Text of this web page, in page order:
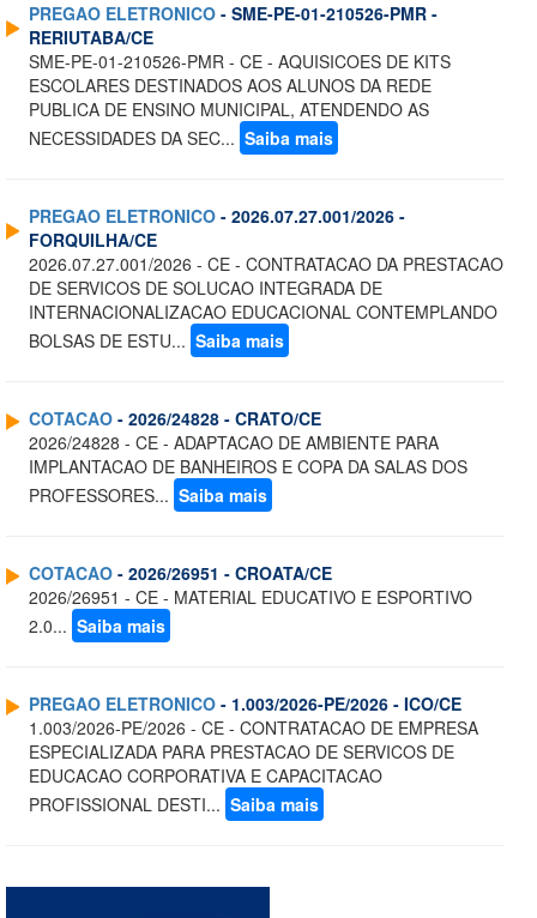
PREGAO ELETRONICO - SME-PE-01-210526-PMR -
RERIUTABA/CE
SME-PE-01-210526-PMR - CE - AQUISICOES DE KITS
ESCOLARES DESTINADOS AOS ALUNOS DA REDE
PUBLICA DE ENSINO MUNICIPAL, ATENDENDO AS
NECESSIDADES DA SEC... Saiba mais
PREGAO ELETRONICO - 2026.07.27.001/2026 -
FORQUILHA/CE
2026.07.27.001/2026 - CE - CONTRATACAO DA PRESTACAO
DE SERVICOS DE SOLUCAO INTEGRADA DE
INTERNACIONALIZACAO EDUCACIONAL CONTEMPLANDO
BOLSAS DE ESTU... Saiba mais
COTACAO - 2026/24828 - CRATO/CE
2026/24828 - CE - ADAPTACAO DE AMBIENTE PARA
IMPLANTACAO DE BANHEIROS E COPA DA SALAS DOS
PROFESSORES... Saiba mais
COTACAO - 2026/26951 - CROATA/CE
2026/26951 - CE - MATERIAL EDUCATIVO E ESPORTIVO
2.0... Saiba mais
PREGAO ELETRONICO - 1.003/2026-PE/2026 - ICO/CE
1.003/2026-PE/2026 - CE - CONTRATACAO DE EMPRESA
ESPECIALIZADA PARA PRESTACAO DE SERVICOS DE
EDUCACAO CORPORATIVA E CAPACITACAO
PROFISSIONAL DESTI... Saiba mais